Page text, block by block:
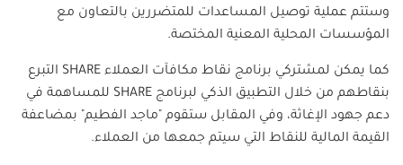
وستتم عملية توصيل المساعدات للمتضررين بالتعاون مع
المؤسسات المحلية المعنية المختصة.
كما يمكن لمشتركي برنامج نقاط مكافآت العملاء SHARE التبرع
بنقاطهم من خلال التطبيق الذكي لبرنامج SHARE للمساهمة في
دعم جهود الإغاثة، وفي المقابل ستقوم "ماجد الفطيم" بمضاعفة
القيمة المالية للنقاط التي سيتم جمعها من العملاء.